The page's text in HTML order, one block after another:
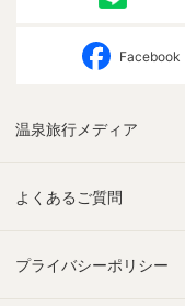
Facebook
温泉旅行メディア
よくあるご質問
プライバシーポリシー